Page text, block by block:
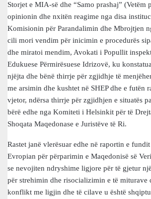
Storjet e MIA-së dhe “Samo prashaj” (Vetëm
opinionin dhe nxitën reagime nga disa
Komisionin për Parandalimin dhe Mbrojtjen
cili mori vendim për inicimin e procedurës
dhe miratoi mendim, Avokati i Popullit
Edukuese Përmirësuese Idrizovë, ku
njëjta dhe bënë thirrje për zgjidhje të
me arsimin dhe kushtet në SHEP dhe e futën
vjetor, ndërsa thirrje për zgjidhjen e situatës
bërë edhe nga Komiteti i Helsinkit për të
Shoqata Maqedonase e Juristëve të Ri.
Rastet janë vlerësuar edhe në raportin e
Evropian për përparimin e Maqedonisë së
se nevojiten ndryshime ligjore për të gjetur
për strehimin dhe risocializimin e të miturave
konflikt me ligjin dhe të cilave u është